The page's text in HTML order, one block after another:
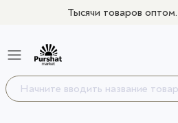
Тысячи товаров оптом.